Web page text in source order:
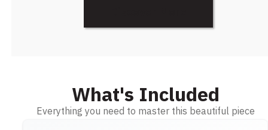
What's Included
Everything you need to master this beautiful piece